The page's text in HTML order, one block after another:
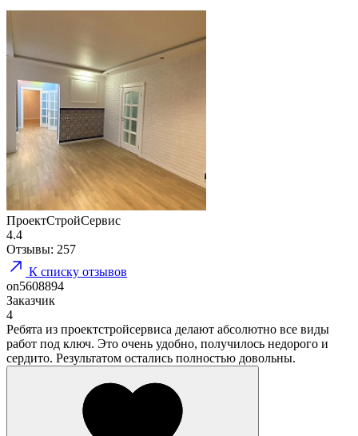
ПроектСтройСервис
4.4
Отзывы: 257
К списку отзывов
on5608894
Заказчик
4
Ребята из проектстройсервиса делают абсолютно все виды
работ под ключ. Это очень удобно, получилось недорого и
сердито. Результатом остались полностью довольны.